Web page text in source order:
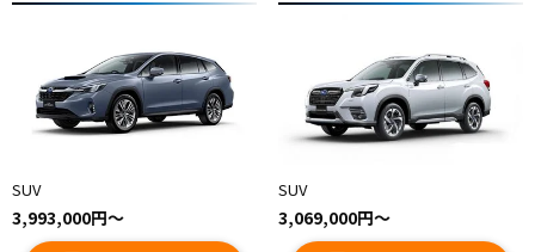
SUV
3,993,000円〜
SUV
3,069,000円〜